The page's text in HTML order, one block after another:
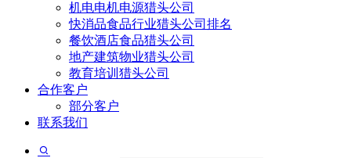
机电电机电源猎头公司
快消品食品行业猎头公司排名
餐饮酒店食品猎头公司
地产建筑物业猎头公司
教育培训猎头公司
合作客户
部分客户
联系我们